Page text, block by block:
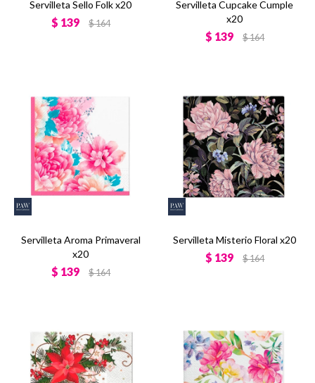
Servilleta Sello Folk x20
$ 139 $164
Servilleta Cupcake Cumple
x20
$ 139 $164
Servilleta Aroma Primaveral
x20
$ 139 $164
Servilleta Misterio Floral x20
$ 139 $164